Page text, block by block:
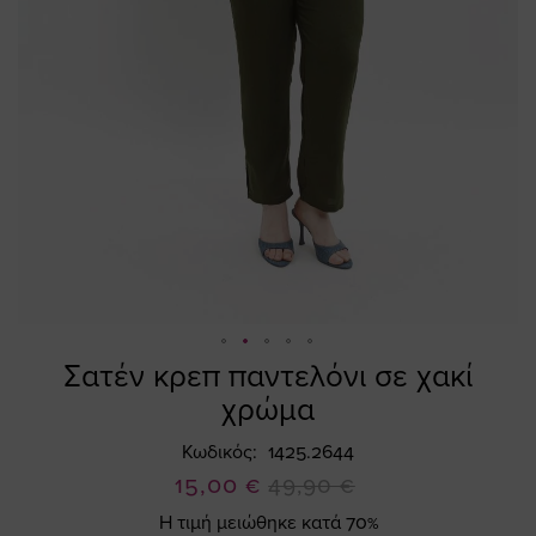
Σατέν κρεπ παντελόνι σε χακί
χρώμα
Κωδικός 1425.2644
Ειδική
Τιμή
15,00 € 49,90 €
Η τιμή μειώθηκε κατά 70%